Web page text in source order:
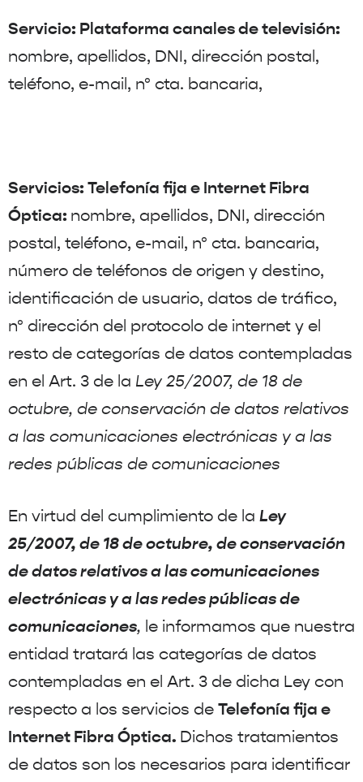
Servicio: Plataforma canales de televisión:
nombre, apellidos, DNI, dirección postal,
teléfono, e-mail, nº cta. bancaria,
Servicios: Telefonía fija e Internet Fibra
Óptica: nombre, apellidos, DNI, dirección
postal, teléfono, e-mail, nº cta. bancaria,
número de teléfonos de origen y destino,
identificación de usuario, datos de tráfico,
nº dirección del protocolo de internet y el
resto de categorías de datos contempladas
en el Art. 3 de la Ley 25/2007, de 18 de
octubre, de conservación de datos relativos
a las comunicaciones electrónicas y a las
redes públicas de comunicaciones
En virtud del cumplimiento de la Ley
25/2007, de 18 de octubre, de conservación
de datos relativos a las comunicaciones
electrónicas y a las redes públicas de
comunicaciones, le informamos que nuestra
entidad tratará las categorías de datos
contempladas en el Art. 3 de dicha Ley con
respecto a los servicios de Telefonía fija e
Internet Fibra Óptica. Dichos tratamientos
de datos son los necesarios para identificar